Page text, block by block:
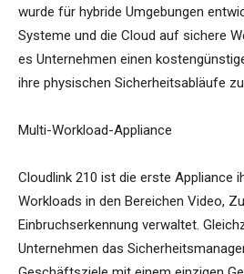
wurde für hybride Umgebungen
Systeme und die Cloud auf sichere
es Unternehmen einen
ihre physischen Sicherheitsabläufe
Multi-Workload-Appliance
Cloudlink 210 ist die erste Appliance
Workloads in den Bereichen Video,
Einbruchserkennung verwaltet.
Unternehmen das